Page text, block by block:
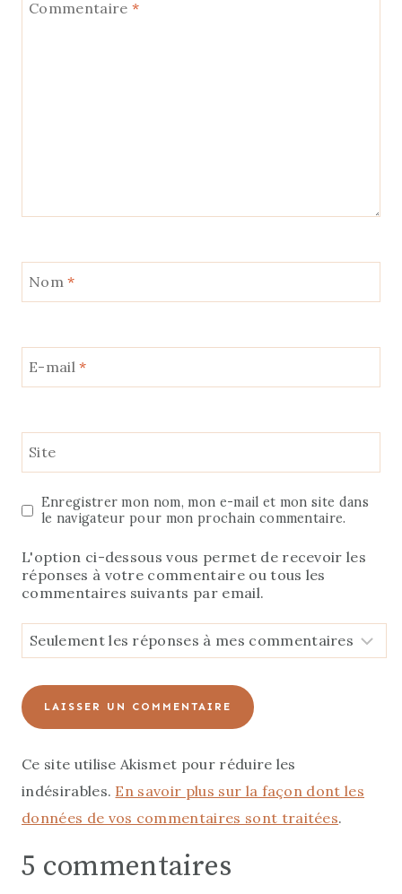
Commentaire *
Nom*
E-mail*
Site
Enregistrer mon nom, mon e-mail et mon site dans
le navigateur pour mon prochain commentaire.
L'option ci-dessous vous permet de recevoir les
réponses à votre commentaire ou tous les
commentaires suivants par email.
Ce site utilise Akismet pour réduire les
indésirables. En savoir plus sur la façon dont les
données de vos commentaires sont traitées.
5 commentaires